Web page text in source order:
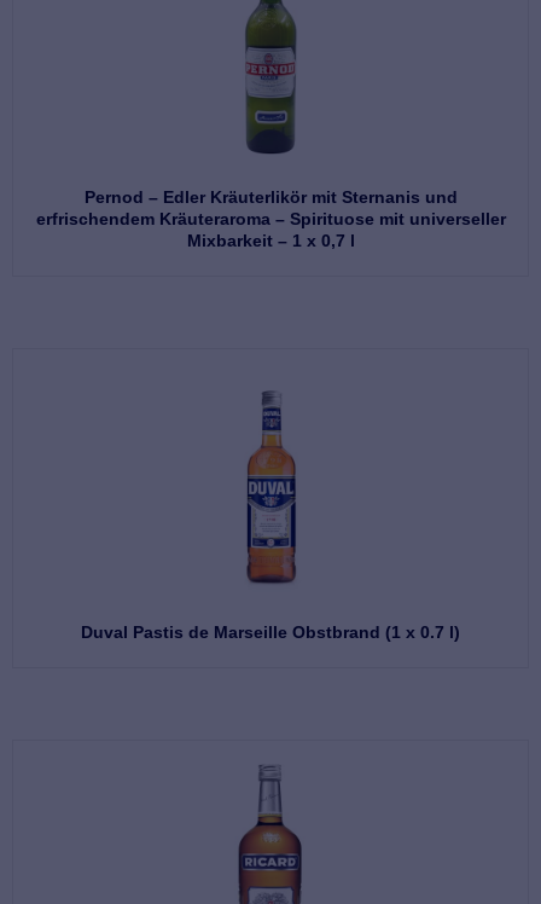
Pernod – Edler Kräuterlikör mit Sternanis und
erfrischendem Kräuteraroma – Spirituose mit universeller
Mixbarkeit – 1 x 0,7 l
Duval Pastis de Marseille Obstbrand (1 x 0.7 l)